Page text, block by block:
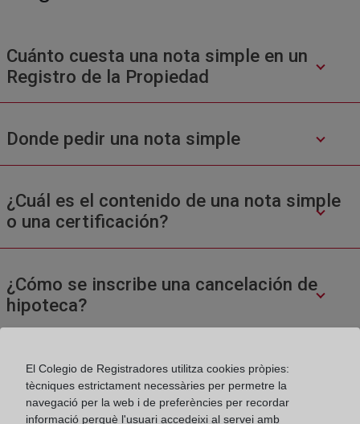
Cuánto cuesta una nota simple en un
Registro de la Propiedad
Donde pedir una nota simple
¿Cuál es el contenido de una nota simple
o una certificación?
¿Cómo se inscribe una cancelación de
hipoteca?
El Colegio de Registradores utilitza cookies pròpies:
tècniques estrictament necessàries per permetre la
navegació per la web i de preferències per recordar
informació perquè l'usuari accedeixi al servei amb